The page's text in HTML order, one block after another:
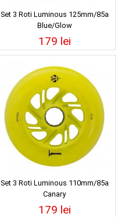
Set 3 Roti Luminous 125mm/85a
Blue/Glow
179 lei
Set 3 Roti Luminous 110mm/85a
Canary
179 lei